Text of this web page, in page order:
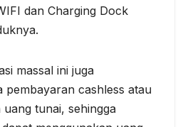
dan Charging Dock
massal ini juga
pembayaran cashless atau
tunai, sehingga